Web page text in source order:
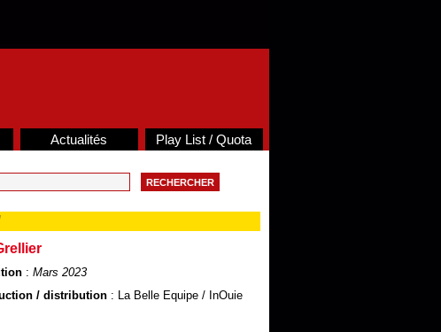
Actualités Play List / Quota
: Mars 2023
/ distribution: La Belle Equipe / InOuie